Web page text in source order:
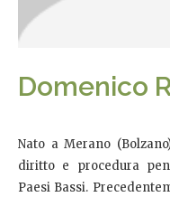
Domenico
Nato a Merano
diritto e procedura
Paesi Bassi.